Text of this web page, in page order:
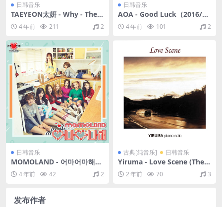
日韩音乐
TAEYEON太妍 - Why - The 2
nd Mini Album（2016/FLA
C/分轨/175M）
4 年前 211 2
日韩音乐
AOA - Good Luck（2016/FL
AC/EP分轨/128M）
4 年前 101 2
日韩音乐
MOMOLAND - 어마어마해
[Wonderful love]（2017/FL
AC/EP分轨/52.2M）
4 年前 42 2
古典[纯音乐] 日韩音乐
Yiruma - Love Scene (The
Original & the Very First Re
cording)（2001/FLAC/分轨/
2 年前 70 3
发布作者